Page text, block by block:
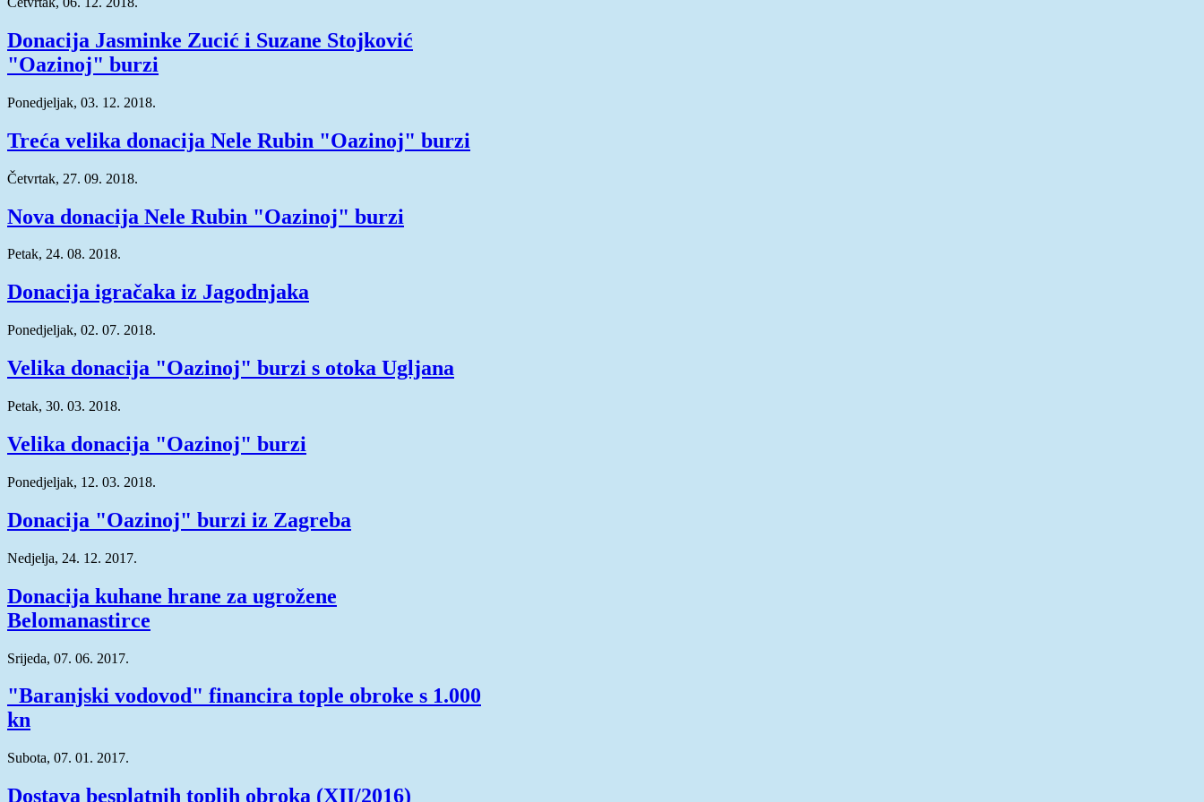
Donacija Jasminke Zucić i Suzane Stojković
"Oazinoj" burzi
Ponedjeljak, 03. 12. 2018.
Treća velika donacija Nele Rubin "Oazinoj" burzi
Četvrtak, 27. 09. 2018.
Nova donacija Nele Rubin "Oazinoj" burzi
Petak, 24. 08. 2018.
Donacija igračaka iz Jagodnjaka
Ponedjeljak, 02. 07. 2018.
Velika donacija "Oazinoj" burzi s otoka Ugljana
Petak, 30. 03. 2018.
Velika donacija "Oazinoj" burzi
Ponedjeljak, 12. 03. 2018.
Donacija "Oazinoj" burzi iz Zagreba
Nedjelja, 24. 12. 2017.
Donacija kuhane hrane za ugrožene
Belomanastirce
Srijeda, 07. 06. 2017.
"Baranjski vodovod" financira tople obroke s 1.000
kn
Subota, 07. 01. 2017.
Dostava besplatnih toplih obroka (XII/2016)